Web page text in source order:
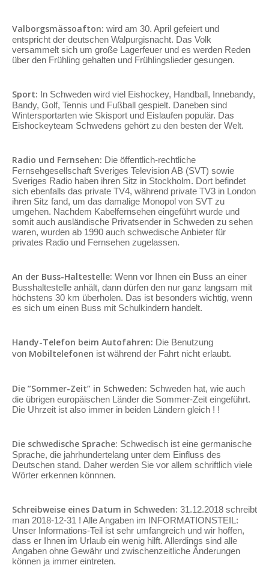
Valborgsmässoafton: wird am 30. April gefeiert und
entspricht der deutschen Walpurgisnacht. Das Volk
versammelt sich um große Lagerfeuer und es werden Reden
über den Frühling gehalten und Frühlingslieder gesungen.
Sport: In Schweden wird viel Eishockey, Handball, Innebandy,
Bandy, Golf, Tennis und Fußball gespielt. Daneben sind
Wintersportarten wie Skisport und Eislaufen populär. Das
Eishockeyteam Schwedens gehört zu den besten der Welt.
Radio und Fernsehen: Die öffentlich-rechtliche
Fernsehgesellschaft Sveriges Television AB (SVT) sowie
Sveriges Radio haben ihren Sitz in Stockholm. Dort befindet
sich ebenfalls das private TV4, während private TV3 in London
ihren Sitz fand, um das damalige Monopol von SVT zu
umgehen. Nachdem Kabelfernsehen eingeführt wurde und
somit auch ausländische Privatsender in Schweden zu sehen
waren, wurden ab 1990 auch schwedische Anbieter für
privates Radio und Fernsehen zugelassen.
An der Buss-Haltestelle: Wenn vor Ihnen ein Buss an einer
Busshaltestelle anhält, dann dürfen den nur ganz langsam mit
höchstens 30 km überholen. Das ist besonders wichtig, wenn
es sich um einen Buss mit Schulkindern handelt.
Handy-Telefon beim Autofahren: Die Benutzung
von Mobiltelefonen ist während der Fahrt nicht erlaubt.
Die ”Sommer-Zeit” in Schweden: Schweden hat, wie auch
die übrigen europäischen Länder die Sommer-Zeit eingeführt.
Die Uhrzeit ist also immer in beiden Ländern gleich ! !
Die schwedische Sprache: Schwedisch ist eine germanische
Sprache, die jahrhundertelang unter dem Einfluss des
Deutschen stand. Daher werden Sie vor allem schriftlich viele
Wörter erkennen könnnen.
Schreibweise eines Datum in Schweden: 31.12.2018 schreibt
man 2018-12-31 ! Alle Angaben im INFORMATIONSTEIL:
Unser Informations-Teil ist sehr umfangreich und wir hoffen,
dass er Ihnen im Urlaub ein wenig hilft. Allerdings sind alle
Angaben ohne Gewähr und zwischenzeitliche Änderungen
können ja immer eintreten.